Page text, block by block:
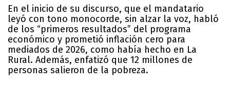
En el inicio de su discurso, que el mandatario
leyó con tono monocorde, sin alzar la voz, habló
de los “primeros resultados” del programa
económico y prometió inflación cero para
mediados de 2026, como había hecho en La
Rural. Además, enfatizó que 12 millones de
personas salieron de la pobreza.